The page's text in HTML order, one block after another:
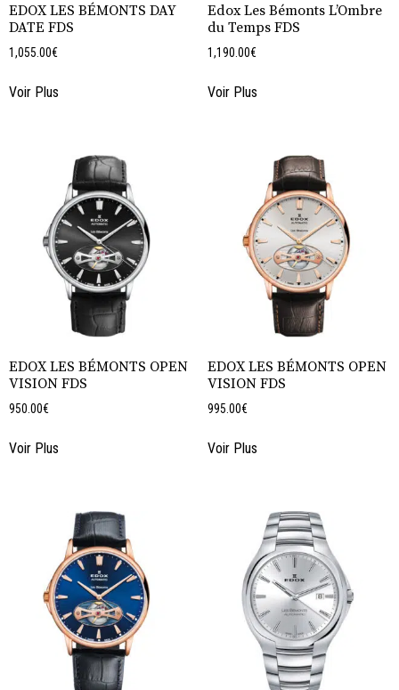
EDOX LES BÉMONTS DAY
DATE FDS
1,055.00€
Voir Plus
Edox Les Bémonts L’Ombre
du Temps FDS
1,190.00€
Voir Plus
EDOX LES BÉMONTS OPEN
VISION FDS
950.00€
Voir Plus
EDOX LES BÉMONTS OPEN
VISION FDS
995.00€
Voir Plus